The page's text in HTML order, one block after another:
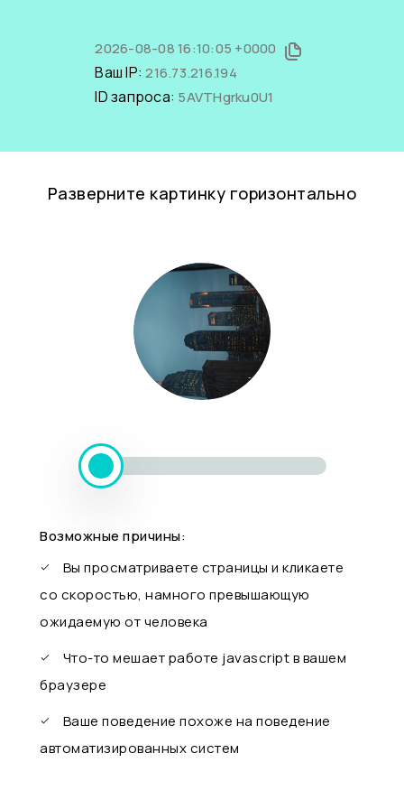
2026-08-08 16:10:05 +0000
Ваш IP:216.73.216.194
ID запроса: 5AVTHgrku0U1
Разверните картинку горизонтально
Возможные причины:
Вы просматриваете страницы и кликаете
со скоростью, намного превышающую
ожидаемую от человека
Что-то мешает работе javascript в вашем
браузере
Ваше поведение похоже на поведение
автоматизированных систем